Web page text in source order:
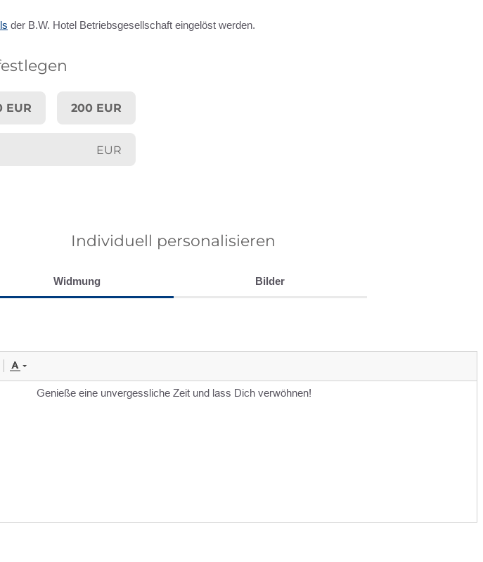
der B.W. Hotel Betriebsgesellschaft eingelöst werden.
EUR 200 EUR
EUR
Individuell personalisieren
Widmung Bilder